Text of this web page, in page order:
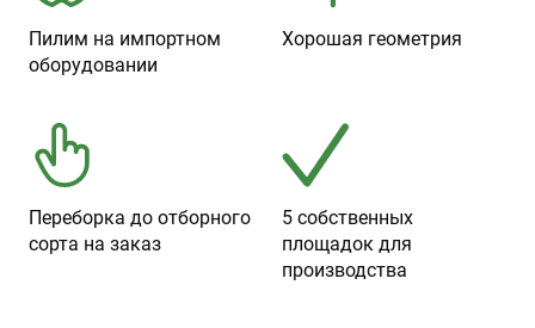
Пилим на импортном
оборудовании
Хорошая геометрия
Переборка до отборного
сорта на заказ
5 собственных
площадок для
производства